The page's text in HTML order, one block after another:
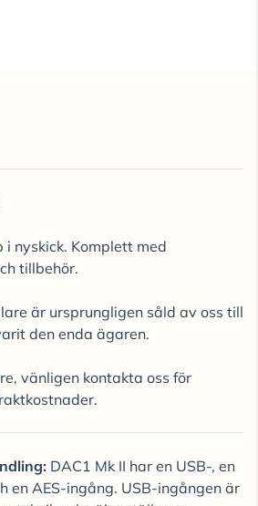
nyskick. Komplett med
tillbehör.
är ursprungligen såld av oss till
den enda ägaren.
vänligen kontakta oss för
DAC1 Mk II har en USB-, en
en AES-ingång. USB-ingången är